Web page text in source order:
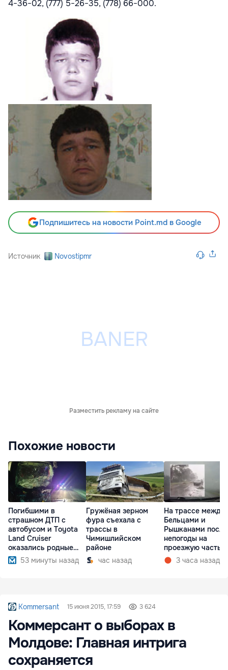
4−36−02, (777) 5−26−35, (778) 66−000.
Подпишитесь на новости Point.md в Google
Источник Novostipmr
Разместить рекламу на сайте
Похожие новости
Погибшими в
страшном ДТП с
автобусом и Toyota
Land Cruiser
оказались родные
братья53 минуты назад
Гружёная зерном
фура съехала с
трассы в
Чимишлийском
районе
час назад
На трассе между
Бельцами и
Рышканами после
непогоды на
проезжую часть
упали деревья
3 часа назад
Kommersant 15 июня 2015, 17:59 3 624
Коммерсант о выборах в
Молдове: Главная интрига
сохраняется